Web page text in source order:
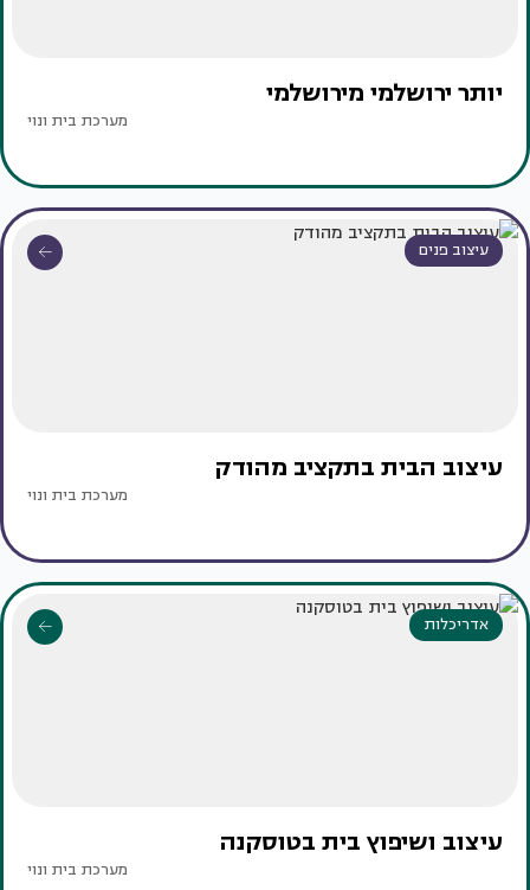
יותר ירושלמי מירושלמי
מערכת בית ונוי
עיצוב פנים
עיצוב הבית בתקציב מהודק
מערכת בית ונוי
אדריכלות
עיצוב ושיפוץ בית בטוסקנה
מערכת בית ונוי